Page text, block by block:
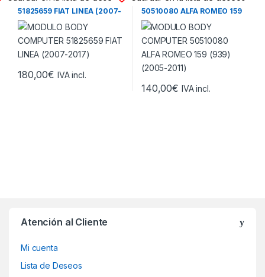
MODULO BODY COMPUTER
51825659 FIAT LINEA (2007-
2017)
180,00€ IVA incl.
MODULO BODY COMPUTER
50510080 ALFA ROMEO 159
(939) (2005-2011)
140,00€ IVA incl.
Atención al Cliente
Mi cuenta
Lista de Deseos